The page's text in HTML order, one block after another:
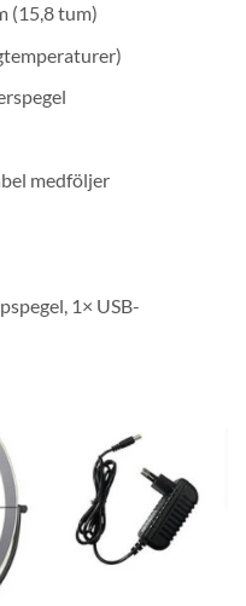
(15,8 tum)
medföljer
1× USB-